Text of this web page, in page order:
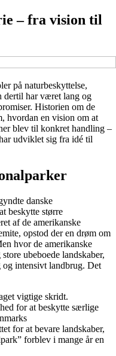
– fra vision til
på naturbeskyttelse,
har været lang og
Historien om de
hvordan en vision om at
blev til konkret handling –
udviklet sig fra idé til
danske
beskytte større
af de amerikanske
opstod der en drøm om
hvor de amerikanske
ubeboede landskaber,
intensivt landbrug. Det
vigtige skridt.
for at beskytte særlige
for at bevare landskaber,
forblev i mange år en